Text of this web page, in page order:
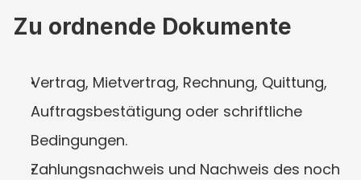
Zu ordnende Dokumente
Vertrag, Mietvertrag, Rechnung, Quittung,
Auftragsbestätigung oder schriftliche
Bedingungen.
Zahlungsnachweis und Nachweis des noch